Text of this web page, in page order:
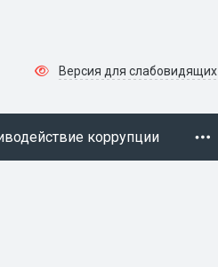
Версия для слабовидящих
коррупции